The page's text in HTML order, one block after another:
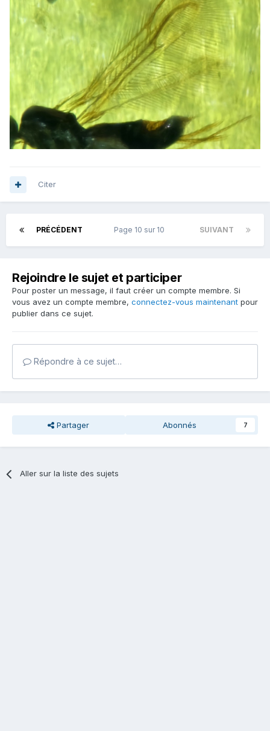
Citer
PRÉCÉDENT SUIVANT
Page 10 sur 10
Rejoindre le sujet et participer
Pour poster un message, il faut créer un compte membre. Si
vous avez un compte membre, connectez-vous maintenant pour
publier dans ce sujet.
Répondre à ce sujet…
Partager Abonnés 7
Aller sur la liste des sujets